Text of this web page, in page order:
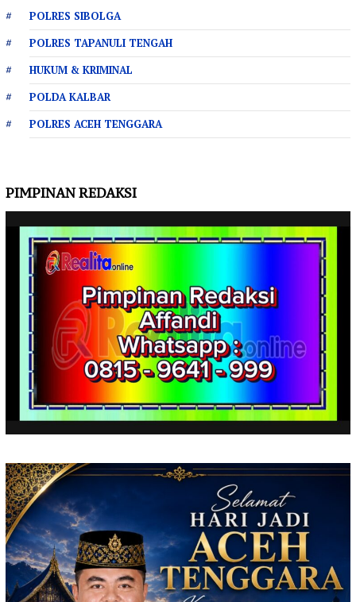
POLRES SIBOLGA
POLRES TAPANULI TENGAH
HUKUM & KRIMINAL
POLDA KALBAR
POLRES ACEH TENGGARA
PIMPINAN REDAKSI